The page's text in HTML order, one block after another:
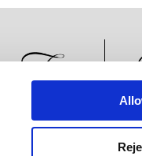
الأعمال الوظائف